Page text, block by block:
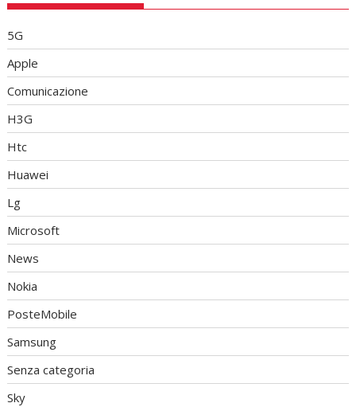
5G
Apple
Comunicazione
H3G
Htc
Huawei
Lg
Microsoft
News
Nokia
PosteMobile
Samsung
Senza categoria
Sky